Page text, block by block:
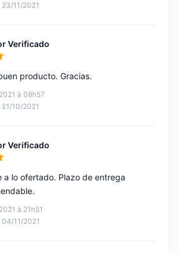
11/2021
Verificado
à 08h57
10/2021
producto. Gracias.
Verificado
à 21h51
11/2021
a lo ofertado. Plazo de entrega